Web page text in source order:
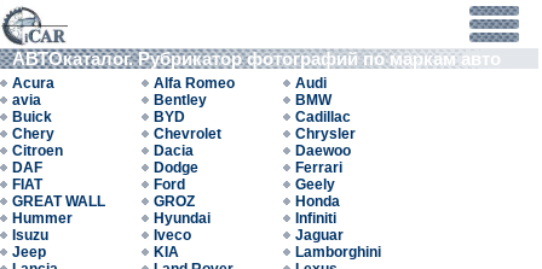
АВТОкаталог. Рубрикатор фотографий по маркам авто
Acura Alfa Romeo
Audi
avia
Bentley
BMW
Buick
BYD
Cadillac
Chery
Chevrolet
Chrysler
Citroen
Dacia
Daewoo
DAF
Dodge
Ferrari
FIAT
Ford
Geely
GREAT WALL
GROZ
Honda
Hummer
Hyundai
Infiniti
Isuzu
Iveco
Jaguar
Jeep
KIA
Lamborghini